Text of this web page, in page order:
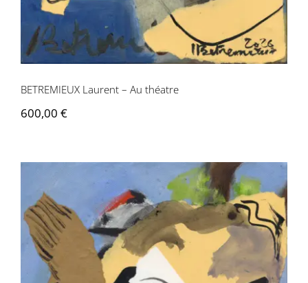
BETREMIEUX Laurent – Au théatre
600,00 €